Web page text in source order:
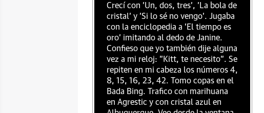
Crecí con 'Un, dos, tres', 'La bola de
cristal' y 'Si lo sé no vengo'. Jugaba
con la enciclopedia a 'El tiempo es
oro' imitando al dedo de Janine.
Confieso que yo también dije alguna
vez a mi reloj: "Kitt, te necesito". Se
repiten en mi cabeza los números 4,
8, 15, 16, 23, 42. Tomo copas en el
Bada Bing. Trafico con marihuana
en Agrestic y con cristal azul en